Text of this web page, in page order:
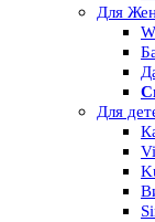
Для
Для